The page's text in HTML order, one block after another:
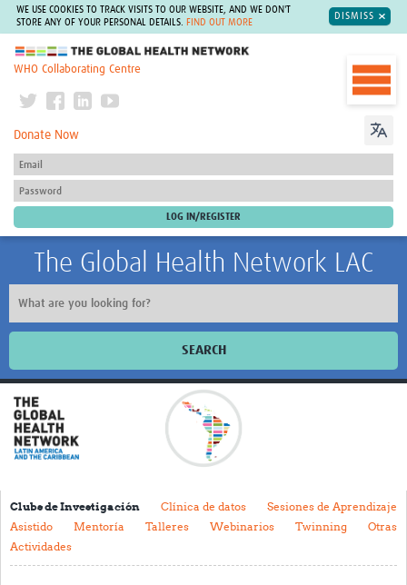
WE USE COOKIES TO TRACK VISITS TO OUR WEBSITE, AND WE DON'T
STORE ANY OF YOUR PERSONAL DETAILS.
FIND OUT MORE
DISMISS
The Global Health Network
WHO Collaborating Centre
Donate Now
The Global Health Network LAC
SEARCH
Inicio
Acerca de
Contacto
Clubs de Investigación Clínica de datos
Sesiones de Aprendizaje
Asistido
Mentoría Talleres Webinarios Twinning
Otras
Actividades